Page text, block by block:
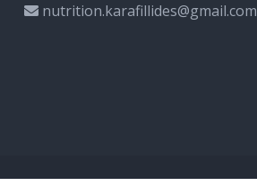
nutrition.karafillides@gmail.com